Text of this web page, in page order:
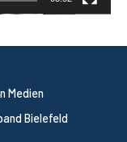
Bielefeld
Medien